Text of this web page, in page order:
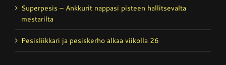
Superpesis – Ankkurit nappasi pisteen hallitsevalta
mestarilta
Pesisliikkari ja pesiskerho alkaa viikolla 26